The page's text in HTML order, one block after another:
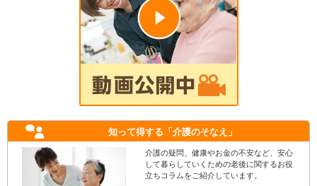
知って得する 「介護のそなえ」
介護の疑問、健康やお金の不安など、安心
して暮らしていくための老後に関するお役
立ちコラムをご紹介しています。